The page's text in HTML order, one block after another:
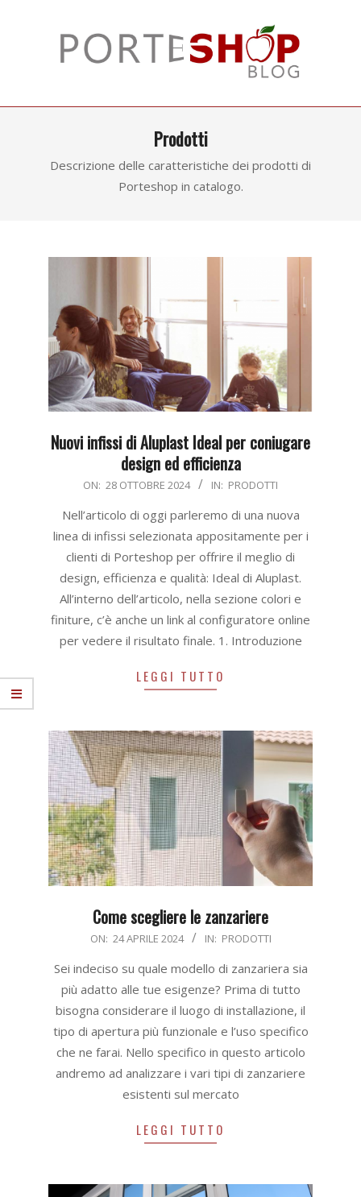
Prodotti
Descrizione delle caratteristiche dei prodotti di
Porteshop in catalogo.
Nuovi infissi di Aluplast Ideal per coniugare
design ed efficienza
ON: 28 OTTOBRE 2024 IN: PRODOTTI
Nell’articolo di oggi parleremo di una nuova
linea di infissi selezionata appositamente per i
clienti di Porteshop per offrire il meglio di
design, efficienza e qualità: Ideal di Aluplast.
All’interno dell’articolo, nella sezione colori e
finiture, c’è anche un link al configuratore online
per vedere il risultato finale. 1. Introduzione
LEGGI TUTTO
Come scegliere le zanzariere
24
ON: 24 APRILE 2024 IN: PRODOTTI
Sei indeciso su quale modello di zanzariera sia
più adatto alle tue esigenze? Prima di tutto
bisogna considerare il luogo di installazione, il
tipo di apertura più funzionale e l’uso specifico
che ne farai. Nello specifico in questo articolo
andremo ad analizzare i vari tipi di zanzariere
esistenti sul mercato
LEGGI TUTTO